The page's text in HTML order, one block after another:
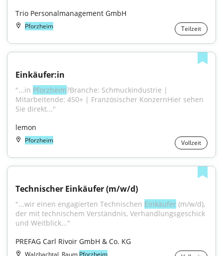
Trio Personalmanagement GmbH
Pforzheim Teilzeit
Einkäufer:in
"...in Pforzheim?Branche: Schmuckindustrie |
Mitarbeitende: 450+ | Französischer KonzernHier sehen
Sie direkt..."
lemon
Pforzheim Vollzeit
Technischer Einkäufer (m/w/d)
"...wir einen engagierten Technischen Einkäufer (m/w/d),
der mit technischem Verständnis, Verhandlungsgeschick
und Weitblick..."
PREFAG Carl Rivoir GmbH & Co. KG
Walzbachtal, Raum Pforzheim